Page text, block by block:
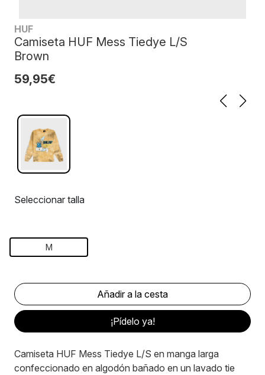
HUF
Camiseta HUF Mess Tiedye L/S
Brown
59,95€
Seleccionar talla
M
¡Pídelo ya!
Camiseta HUF Mess Tiedye L/S en manga larga
confeccionado en algodón bañado en un lavado tie